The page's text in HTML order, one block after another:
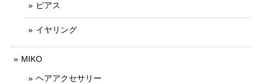
ピアス
イヤリング
MIKO
ヘアアクセサリー